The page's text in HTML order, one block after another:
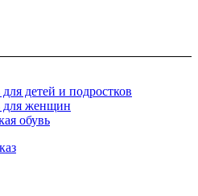
детей и подростков
для женщин
обувь